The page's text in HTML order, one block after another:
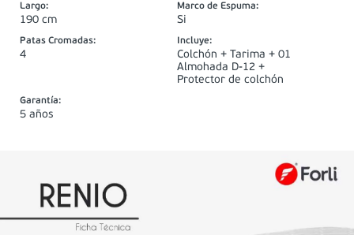
Largo:
190 cm
Marco de Espuma:
Si
Patas Cromadas:
4
Incluye:
Colchón + Tarima + 01
Almohada D-12 +
Protector de colchón
Garantía:
5 años